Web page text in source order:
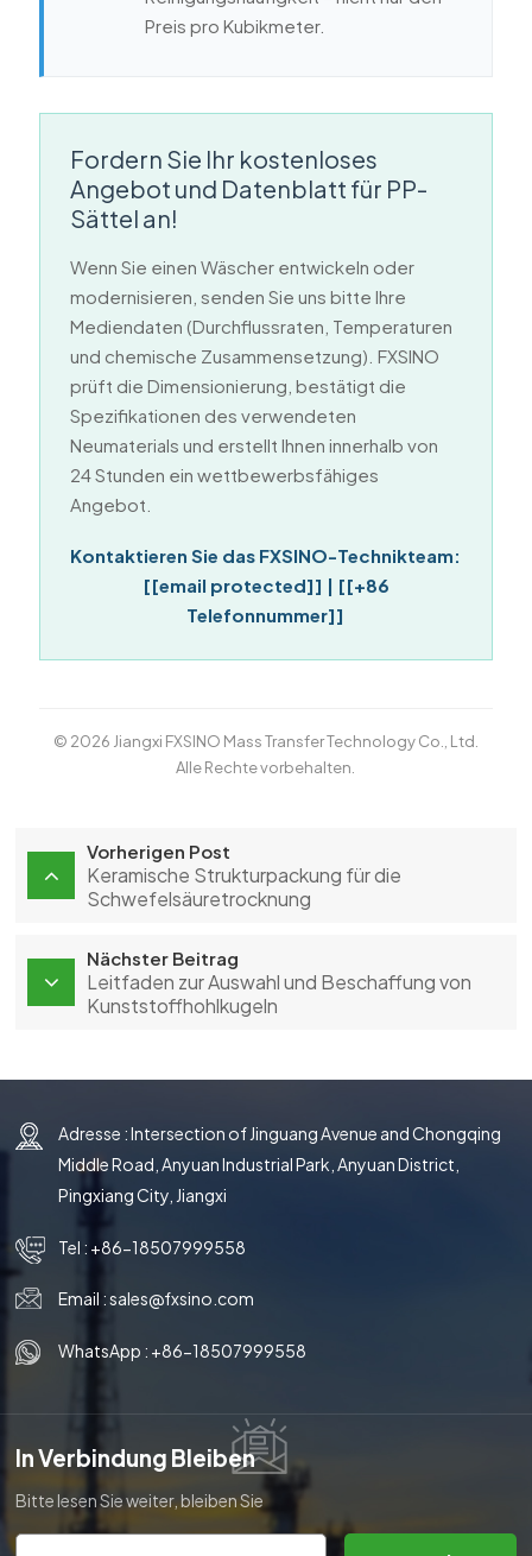
Preis pro Kubikmeter.
Fordern Sie Ihr kostenloses
Angebot und Datenblatt für PP-
Sättel an!
Wenn Sie einen Wäscher entwickeln oder
modernisieren, senden Sie uns bitte Ihre
Mediendaten (Durchflussraten, Temperaturen
und chemische Zusammensetzung). FXSINO
prüft die Dimensionierung, bestätigt die
Spezifikationen des verwendeten
Neumaterials und erstellt Ihnen innerhalb von
24 Stunden ein wettbewerbsfähiges
Angebot.
Kontaktieren Sie das FXSINO-Technikteam:
[[email protected]] | [[+86
Telefonnummer]]
© 2026 Jiangxi FXSINO Mass Transfer Technology Co., Ltd.
Alle Rechte vorbehalten.
Vorherigen Post
Keramische Strukturpackung für die
Schwefelsäuretrocknung
Nächster Beitrag
Leitfaden zur Auswahl und Beschaffung von
Kunststoffhohlkugeln
Adresse : Intersection of Jinguang Avenue and Chongqing
Middle Road, Anyuan Industrial Park, Anyuan District,
Pingxiang City, Jiangxi
Tel : +86-18507999558
Email :sales@fxsino.com
WhatsApp : +86-18507999558
In Verbindung Bleiben
Bitte lesen Sie weiter, bleiben Sie
auf dem Laufenden, abonnieren